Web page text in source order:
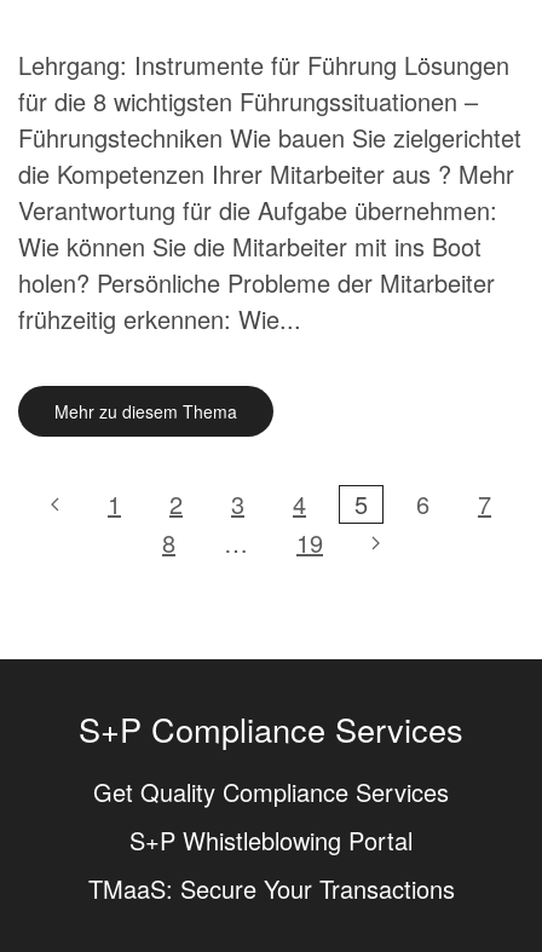
Lehrgang: Instrumente für Führung Lösungen
für die 8 wichtigsten Führungssituationen –
Führungstechniken Wie bauen Sie zielgerichtet
die Kompetenzen Ihrer Mitarbeiter aus ? Mehr
Verantwortung für die Aufgabe übernehmen:
Wie können Sie die Mitarbeiter mit ins Boot
holen? Persönliche Probleme der Mitarbeiter
frühzeitig erkennen: Wie...
Mehr zu diesem Thema
1 2 3 4 5 6
7
8
… 19
S+P Compliance Services
Get Quality Compliance Services
S+P Whistleblowing Portal
TMaaS: Secure Your Transactions